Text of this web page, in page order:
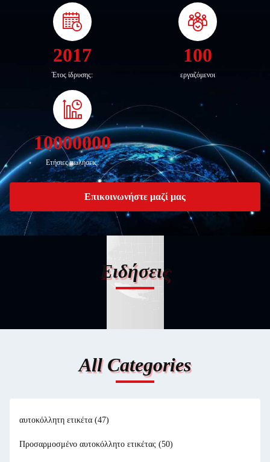
2017
Έτος ίδρυσης:
100
εργαζόμενοι
10000000
Ετήσιες πωλήσεις:
Επικοινωνήστε μαζί μας
Ειδήσεις
All Categories
αυτοκόλλητη ετικέτα (47)
Προσαρμοσμένο αυτοκόλλητο ετικέτας (50)